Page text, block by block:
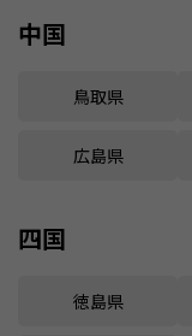
中国
鳥取県
広島県
四国
徳島県